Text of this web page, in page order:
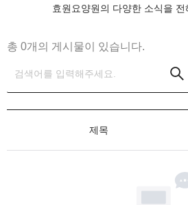
효원요양원의 다양한 소식을 전
총 0개의 게시물이 있습니다.
제목